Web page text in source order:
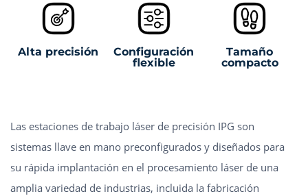
Alta precisión
Configuración
flexible
Tamaño
compacto
Las estaciones de trabajo láser de precisión IPG son
sistemas llave en mano preconfigurados y diseñados para
su rápida implantación en el procesamiento láser de una
amplia variedad de industrias, incluida la fabricación